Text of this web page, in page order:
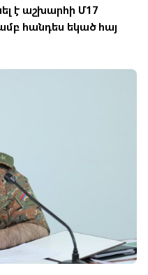
է աշխարհի Մ17
հանդես եկած հայ